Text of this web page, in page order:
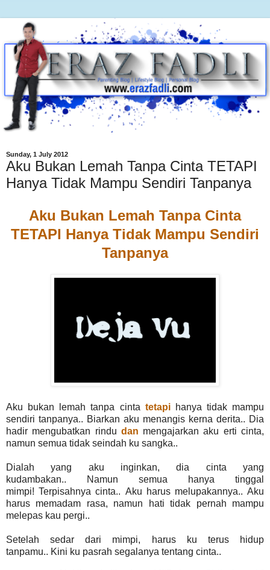
Sunday, 1 July 2012
Aku Bukan Lemah Tanpa Cinta TETAPI
Hanya Tidak Mampu Sendiri Tanpanya
Aku Bukan Lemah Tanpa Cinta
TETAPI Hanya Tidak Mampu Sendiri
Tanpanya
Aku bukan lemah tanpa cinta tetapihanya tidak mampu
sendiri tanpanya.. Biarkan aku menangis kerna derita.. Dia
hadir mengubatkan rindu dan mengajarkan aku erti cinta,
namun semua tidak seindah ku sangka..
Dialah yang aku inginkan, dia cinta yang
kudambakan.. Namun semua hanya tinggal
mimpi! Terpisahnya cinta.. Aku harus melupakannya.. Aku
harus memadam rasa, namun hati tidak pernah mampu
melepas kau pergi..
Setelah sedar dari mimpi, harus ku terus hidup
tanpamu.. Kini ku pasrah segalanya tentang cinta..